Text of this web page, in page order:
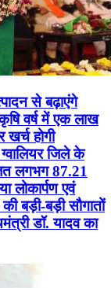
से बढ़ाएंगे
वर्ष में एक लाख
होगी
जिले के
लगभग 87.21
लोकार्पण एवं
बड़ी-बड़ी सौगातों
डॉ. यादव का